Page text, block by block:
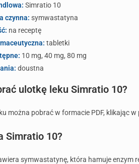
Simratio 10
czynna: symwastatyna
na receptę
tabletki
10 mg, 40 mg, 80 mg
doustna
ulotkę leku Simratio 10?
można pobrać w formacie PDF, klikając w
Simratio 10?
symwastatynę, która hamuje enzym